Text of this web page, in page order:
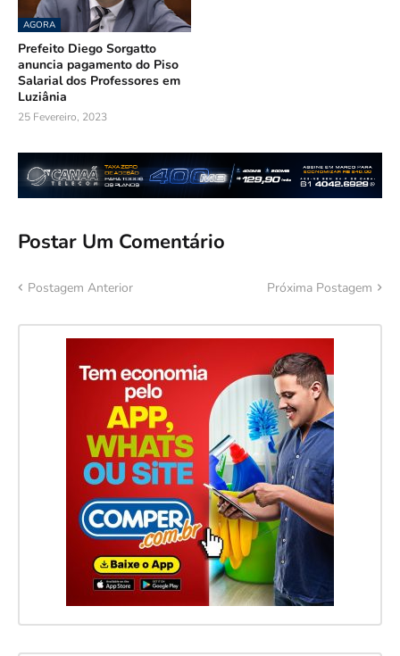
AGORA
Prefeito Diego Sorgatto
anuncia pagamento do Piso
Salarial dos Professores em
Luziânia
25 Fevereiro, 2023
Postar Um Comentário
Postagem Anterior Próxima Postagem